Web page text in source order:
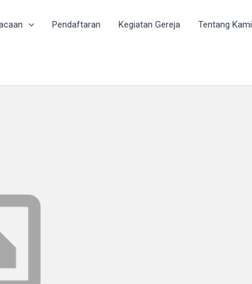
Pendaftaran Kegiatan Gereja Tentang Kami